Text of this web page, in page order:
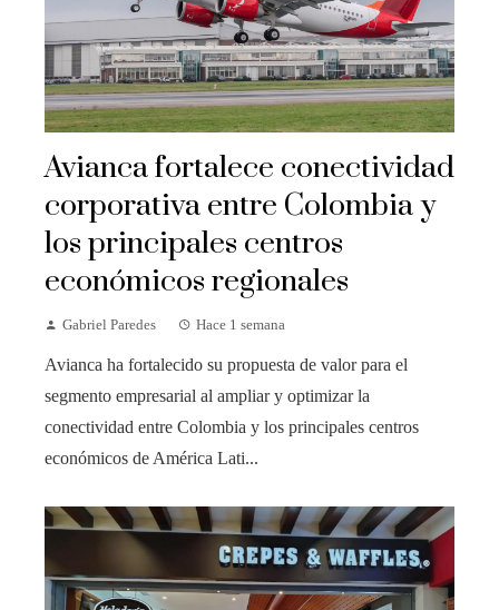
Avianca fortalece conectividad
corporativa entre Colombia y
los principales centros
económicos regionales
Gabriel Paredes Hace 1 semana
Avianca ha fortalecido su propuesta de valor para el
segmento empresarial al ampliar y optimizar la
conectividad entre Colombia y los principales centros
económicos de América Lati...